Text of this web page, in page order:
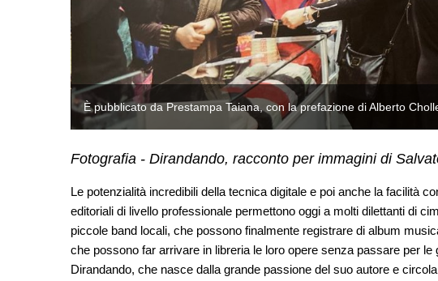
È pubblicato da Prestampa Taiana, con la prefazione di Alberto
Fotografia - Dirandando, racconto per immagini di
Le potenzialità incredibili della tecnica digitale e poi anche la facilità
editoriali di livello professionale permettono oggi a molti dilettanti di
piccole band locali, che possono finalmente registrare di album
che possono far arrivare in libreria le loro opere senza passare per le
Dirandando, che nasce dalla grande passione del suo autore e